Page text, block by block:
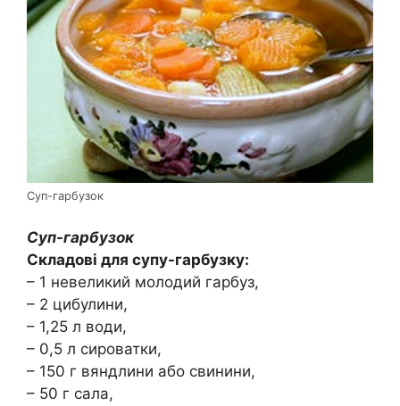
Суп-гарбузок
Суп-гарбузок
Складові для супу-гарбузку:
– 1 невеликий молодий гарбуз,
– 2 цибулини,
– 1,25 л води,
– 0,5 л сироватки,
– 150 г вяндлини або свинини,
– 50 г сала,